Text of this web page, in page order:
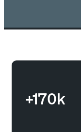
+170k